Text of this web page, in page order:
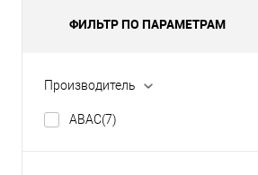
ФИЛЬТР ПО ПАРАМЕТРАМ
Производитель
ABAC(7)